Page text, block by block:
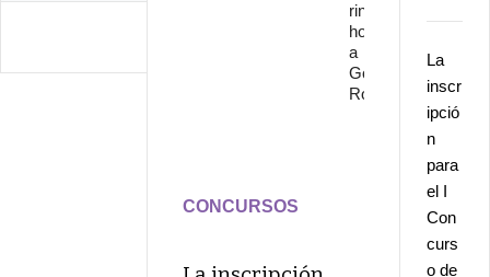
rinde
homenaje
a
Gonzalo
Rojo
CONCURSOS
La
inscr
ipció
n
para
el I
Con
curs
o de